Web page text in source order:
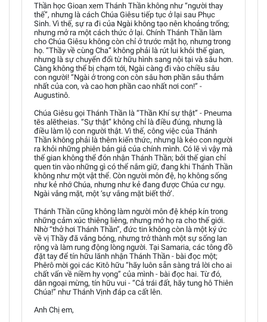
Thần học Gioan xem Thánh Thần không như “người thay
thế”, nhưng là cách Chúa Giêsu tiếp tục ở lại sau Phục
Sinh. Vì thế, sự ra đi của Ngài không tạo nên khoảng trống;
nhưng mở ra một cách thức ở lại. Chính Thánh Thần làm
cho Chúa Giêsu không còn chỉ ở trước mặt họ, nhưng trong
họ. “Thầy về cùng Cha” không phải là rút lui khỏi thế gian,
nhưng là sự chuyển đổi từ hữu hình sang nội tại và sâu hơn.
Càng không thể bị chạm tới, Ngài càng đi vào chiều sâu
con người! “Ngài ở trong con còn sâu hơn phần sâu thẳm
nhất của con, và cao hơn phần cao nhất nơi con!” -
Augustinô.
Chúa Giêsu gọi Thánh Thần là “Thần Khí sự thật” - Pneuma
tēs alētheias. “Sự thật” không chỉ là điều đúng, nhưng là
điều làm lộ con người thật. Vì thế, công việc của Thánh
Thần không phải là thêm kiến thức, nhưng là kéo con người
ra khỏi những phiên bản giả của chính mình. Có lẽ vì vậy mà
thế gian không thể đón nhận Thánh Thần; bởi thế gian chỉ
quen tin vào những gì có thể nắm giữ, đang khi Thánh Thần
không như một vật thể. Còn người môn đệ, họ không sống
như kẻ nhớ Chúa, nhưng như kẻ đang được Chúa cư ngụ.
Ngài vắng mặt, một ‘sự vắng mặt biết thở’.
Thánh Thần cũng không làm người môn đệ khép kín trong
những cảm xúc thiêng liêng, nhưng mở họ ra cho thế giới.
Nhờ “thở hơi Thánh Thần”, đức tin không còn là một ký ức
về vị Thầy đã vắng bóng, nhưng trở thành một sự sống lan
rộng và làm rung động lòng người. Tại Samaria, các tông đồ
đặt tay để tín hữu lãnh nhận Thánh Thần - bài đọc một;
Phêrô mời gọi các Kitô hữu “hãy luôn sẵn sàng trả lời cho ai
chất vấn về niềm hy vọng” của mình - bài đọc hai. Từ đó,
dân ngoại mừng, tín hữu vui - “Cả trái đất, hãy tung hô Thiên
Chúa!” như Thánh Vịnh đáp ca cất lên.
Anh Chị em,